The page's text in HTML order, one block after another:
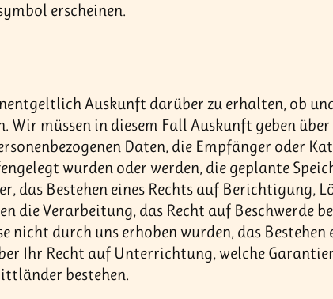
erscheinen.
Auskunft darüber zu erhalten, ob
Wir müssen in diesem Fall Auskunft geben
Daten, die Empfänger oder
wurden oder werden, die geplante
das Bestehen eines Rechts auf Berichtigung,
die Verarbeitung, das Recht auf Beschwerde
nicht durch uns erhoben wurden, das
Ihr Recht auf Unterrichtung, welche
bestehen.